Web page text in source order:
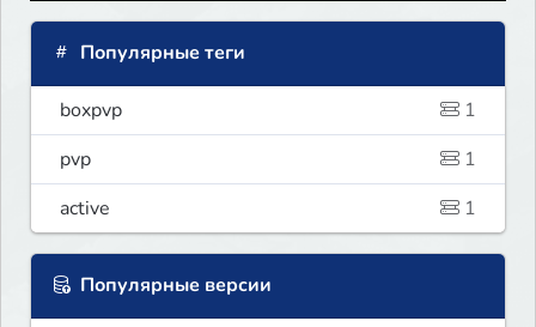
Популярные теги
boxpvp
1
pvp
1
active
1
Популярные версии